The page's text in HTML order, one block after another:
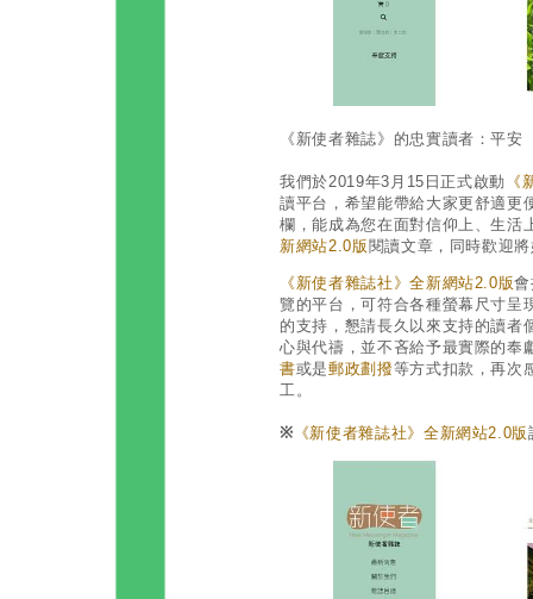
《新使者雜誌》的忠實讀者：平安
我們於2019年3月15日正式啟動 《
讀平台，希望能帶給大家更舒適更
欄，能成為您在面對信仰上、生活
新網站2.0版閱讀文章，同時歡迎
《新使者雜誌社》全新網站2.0版
覽的平台，可符合各種螢幕尺寸呈
的支持，懇請長久以來支持的讀者
心與代禱，並不吝給予最實際的奉
書或是郵政劃撥等方式扣款，再次
工。
※ 《新使者雜誌社》全新網站2.0版